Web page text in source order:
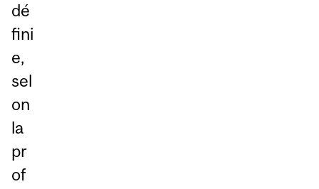
dé
fini
e,
sel
on
la
pr
of